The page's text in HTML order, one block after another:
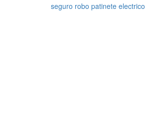
seguro robo patinete electrico